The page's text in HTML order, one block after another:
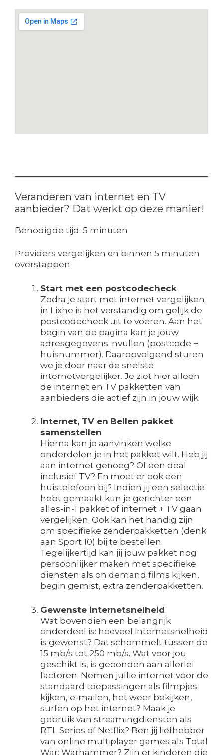
Veranderen van internet en TV
aanbieder? Dat werkt op deze manier!
Benodigde tijd: 5 minuten
Providers vergelijken en binnen 5 minuten
overstappen
Start met een postcodecheck
Zodra je start met internet vergelijken
in Lixhe is het verstandig om gelijk de
postcodecheck uit te voeren. Aan het
begin van de pagina kan je jouw
adresgegevens invullen (postcode +
huisnummer). Daaropvolgend sturen
we je door naar de snelste
internetvergelijker. Je ziet hier alleen
de internet en TV pakketten van
aanbieders die actief zijn in jouw wijk.
Internet, TV en Bellen pakket
samenstellen
Hierna kan je aanvinken welke
onderdelen je in het pakket wilt. Heb jij
aan internet genoeg? Of een deal
inclusief TV? En moet er ook een
huistelefoon bij? Indien jij een selectie
hebt gemaakt kun je gerichter een
alles-in-1 pakket of internet + TV gaan
vergelijken. Ook kan het handig zijn
om specifieke zenderpakketten (denk
aan Sport 10) bij te bestellen.
Tegelijkertijd kan jij jouw pakket nog
persoonlijker maken met specifieke
diensten als on demand films kijken,
begin gemist, extra zenderpakketten.
Gewenste internetsnelheid
Wat bovendien een belangrijk
onderdeel is: hoeveel internetsnelheid
is gewenst? Dat schommelt tussen de
15 mb/s tot 250 mb/s. Wat voor jou
geschikt is, is gebonden aan allerlei
factoren. Nemen jullie internet voor de
standaard toepassingen als filmpjes
kijken, e-mailen, het weer bekijken,
surfen op het internet? Maak je
gebruik van streamingdiensten als
RTL Series of Netflix? Ben jij liefhebber
van online multiplayer games als Total
War: Warhammer? Zijn er kinderen die